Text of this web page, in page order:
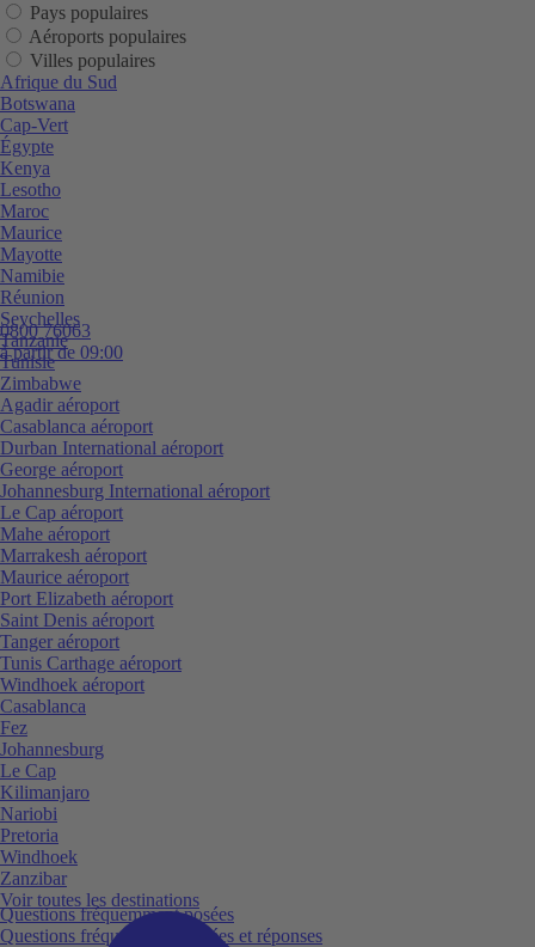
0800 76063
à partir de 09:00
Questions fréquemment posées
Questions fréquemment posées et réponses
Pays populaires
Aéroports populaires
Villes populaires
Afrique du Sud
Botswana
Cap-Vert
Égypte
Kenya
Lesotho
Maroc
Maurice
Mayotte
Namibie
Réunion
Seychelles
Tanzanie
Tunisie
Zimbabwe
Agadir aéroport
Casablanca aéroport
Durban International aéroport
George aéroport
Johannesburg International aéroport
Le Cap aéroport
Mahe aéroport
Marrakesh aéroport
Maurice aéroport
Port Elizabeth aéroport
Saint Denis aéroport
Tanger aéroport
Tunis Carthage aéroport
Windhoek aéroport
Casablanca
Fez
Johannesburg
Le Cap
Kilimanjaro
Nariobi
Pretoria
Windhoek
Zanzibar
Voir toutes les destinations